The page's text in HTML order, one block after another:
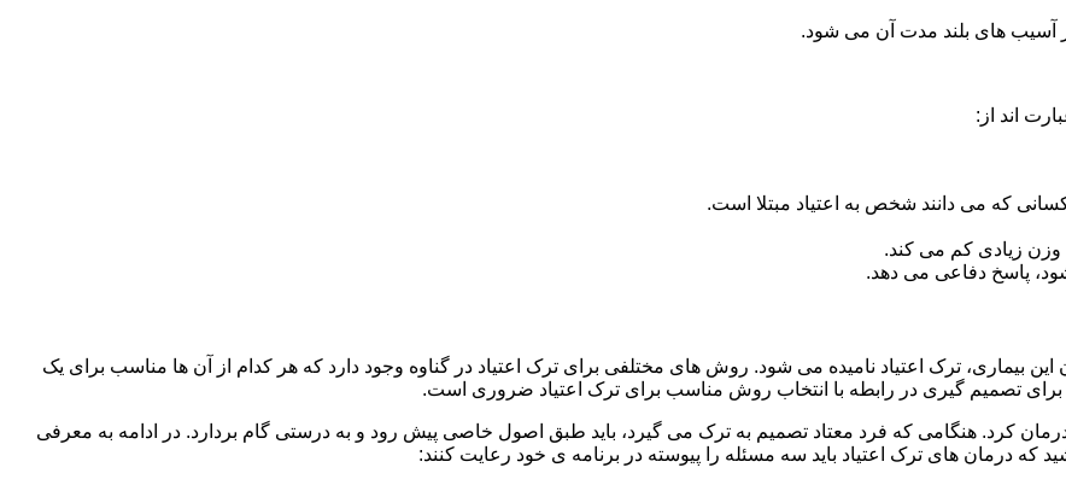
آسیب های بلند مدت آن می شود.
اند از:
که می دانند شخص به اعتیاد مبتلا است.
وزن زیادی کم می کند.
پاسخ دفاعی می دهد.
این بیماری، ترک اعتیاد نامیده می شود. روش های مختلفی برای ترک اعتیاد در گناوه وجود دارد که هر کدام از آن ها مناسب برای یک
گیری در رابطه با انتخاب روش مناسب برای ترک اعتیاد ضروری است.
کرد. هنگامی که فرد معتاد تصمیم به ترک می گیرد، باید طبق اصول خاصی پیش رود و به درستی گام بردارد. در ادامه به معرفی
که درمان های ترک اعتیاد باید سه مسئله را پیوسته در برنامه ی خود رعایت کنند: